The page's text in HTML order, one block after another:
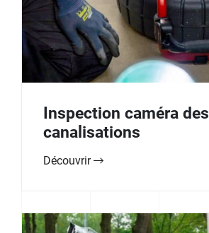
Inspection caméra des
canalisations
Découvrir